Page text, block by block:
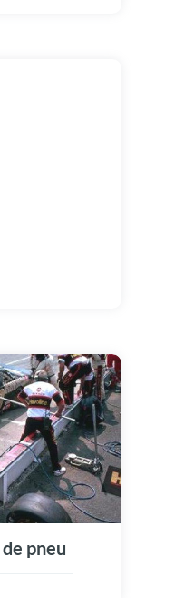
pneu